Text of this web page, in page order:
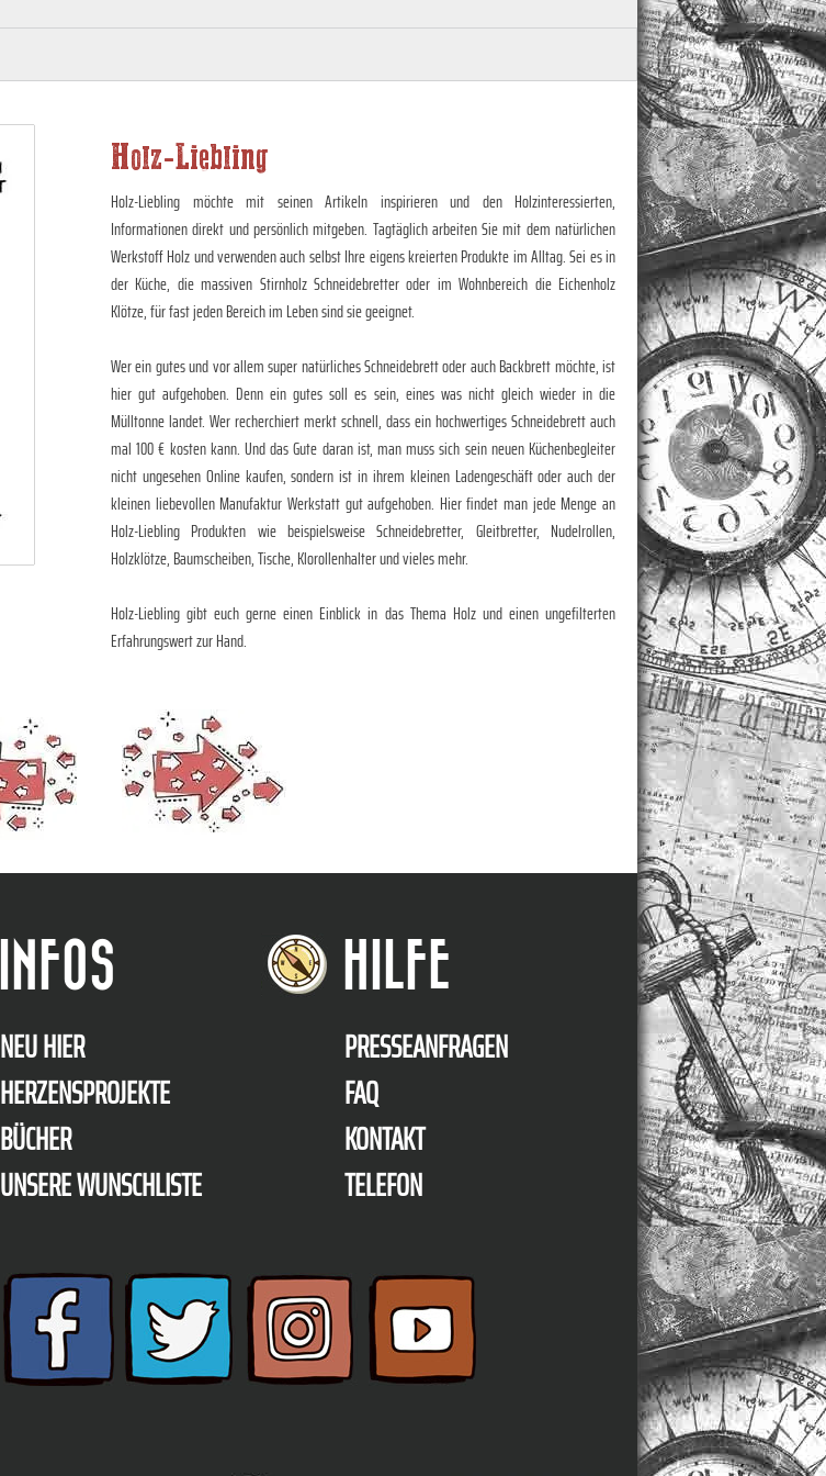
Holz-Liebling
Holz-Liebling möchte mit seinen Artikeln inspirieren und den Holzinteressierten,
Informationen direkt und persönlich mitgeben. Tagtäglich arbeiten Sie mit dem natürlichen
Werkstoff Holz und verwenden auch selbst Ihre eigens kreierten Produkte im Alltag. Sei es in
der Küche, die massiven Stirnholz Schneidebretter oder im Wohnbereich die Eichenholz
Klötze, für fast jeden Bereich im Leben sind sie geeignet.
Wer ein gutes und vor allem super natürliches Schneidebrett oder auch Backbrett möchte, ist
hier gut aufgehoben. Denn ein gutes soll es sein, eines was nicht gleich wieder in die
Mülltonne landet. Wer recherchiert merkt schnell, dass ein hochwertiges Schneidebrett auch
mal 100 € kosten kann. Und das Gute daran ist, man muss sich sein neuen Küchenbegleiter
nicht ungesehen Online kaufen, sondern ist in ihrem kleinen Ladengeschäft oder auch der
kleinen liebevollen Manufaktur Werkstatt gut aufgehoben. Hier findet man jede Menge an
Holz-Liebling Produkten wie beispielsweise Schneidebretter, Gleitbretter, Nudelrollen,
Holzklötze, Baumscheiben, Tische, Klorollenhalter und vieles mehr.
Holz-Liebling gibt euch gerne einen Einblick in das Thema Holz und einen ungefilterten
Erfahrungswert zur Hand.
INFOS
NEU HIER
HERZENSPROJEKTE
BÜCHER
UNSERE WUNSCHLISTE
HILFE
PRESSEANFRAGEN
FAQ
KONTAKT
TELEFON